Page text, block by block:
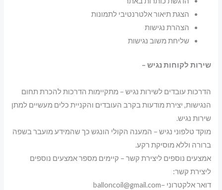
הצגת תיאור אלטרנטיבי לתמונות
הצהרת נגישות
שליחת משוב נגישות
שירות לקוחות נגיש –
הדרכות עובדים לשירות נגיש – מתקיימות הדרכות להכרת תחום
הנגישות, יצירת מודעות בקרב העובדים והקניית כלים מעשיים למתן
שירות נגיש.
מוקד טלפוני נגיש – המענה הקולי הונגש כך שהמידע מועבר בשפה
ברורה וללא מוסיקת רקע.
אמצעים נוספים ליצירת קשר – קיימים מספר אמצעים נוספים
ליצירת קשר:
דואר אלקטרוני –balloncoil@gmail.com